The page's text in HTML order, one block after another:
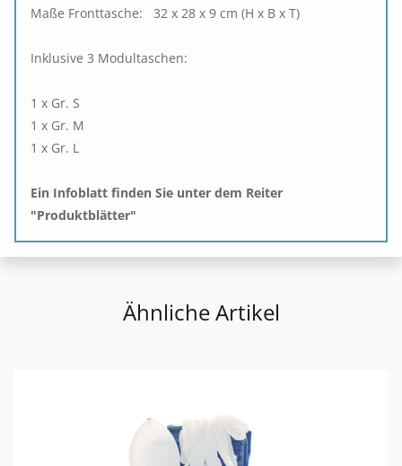
Maße Fronttasche: 32 x 28 x 9 cm (H x B x T)
Inklusive 3 Modultaschen:
1 x Gr. S
1 x Gr. M
1 x Gr. L
Ein Infoblatt finden Sie unter dem Reiter
"Produktblätter"
Ähnliche Artikel